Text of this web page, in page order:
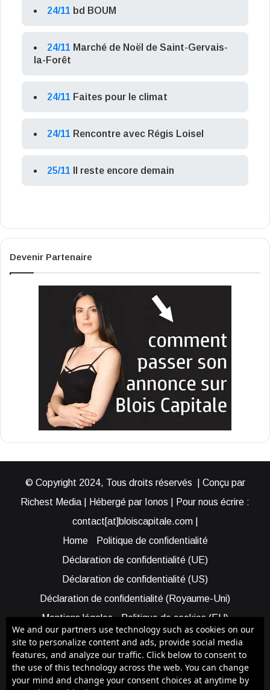
24/11 bd BOUM
24/11 Marché de Noël de Saint-Gervais-
la-Forêt
24/11 Faites pour le climat
24/11 Rencontre avec Régis Loisel
25/11 Il reste encore demain
Devenir Partenaire
© Copyright 2024, Tous droits réservés | Conçu par
Richest Media | Hébergé par Ionos | Pour nous écrire :
contact[at]bloiscapitale.com |
Home
Politique de confidentialité
Déclaration de confidentialité (UE)
Déclaration de confidentialité (US)
Déclaration de confidentialité (Royaume-Uni)
Mentions légales
Politique de cookies (EU)
Cookie Policy (AUS)
Cookie Policy (US)
Qui sommes-nous ?
Participer à Blois Capitale
Bénéficier d’une assistance
We and our partners use technology such as cookies on our
site to personalize content and ads, provide social media
features, and analyze our traffic. Click below to consent to
the use of this technology across the web. You can change
your mind and change your consent choices at anytime by